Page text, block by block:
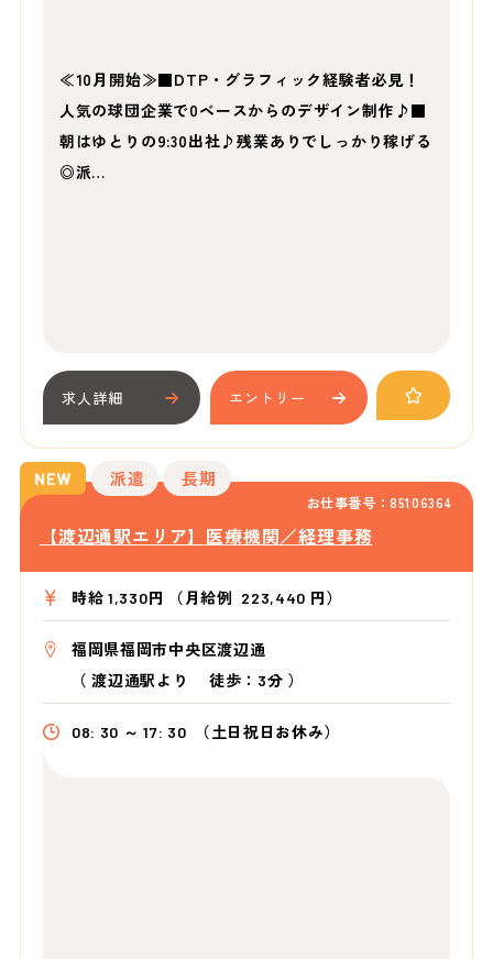
≪10月開始≫■DTP・グラフィック経験者必見！
人気の球団企業で0ベースからのデザイン制作♪■
朝はゆとりの9:30出社♪残業ありでしっかり稼げる
◎派…
求人詳細 エントリー
お仕事番号：85106364
派遣 長期
【渡辺通駅エリア】医療機関／経理事務
時給 1,330円 （月給例 223,440 円）
福岡県福岡市中央区渡辺通
（渡辺通駅より 徒歩：3分 ）
08: 30 ～ 17: 30 （土日祝日お休み）